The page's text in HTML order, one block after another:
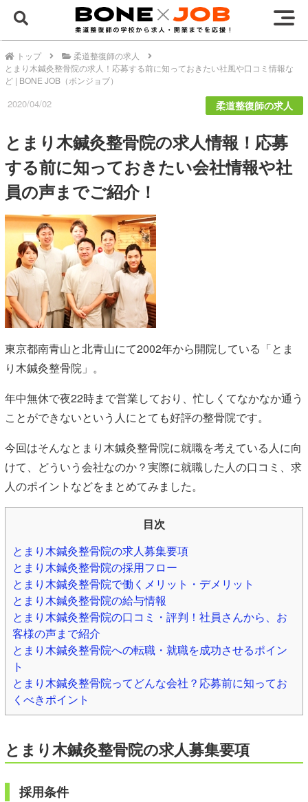
トップ
柔道整復師の求人
とまり木鍼灸整骨院の求人！応募する前に知っておきたい社風や口コミ情報な
ど | BONE JOB（ボンジョブ）
2020/04/02 柔道整復師の求人
とまり木鍼灸整骨院の求人情報！応募
する前に知っておきたい会社情報や社
員の声までご紹介！
東京都南青山と北青山にて2002年から開院している「とま
り木鍼灸整骨院」。
年中無休で夜22時まで営業しており、忙しくてなかなか通う
ことができないという人にとても好評の整骨院です。
今回はそんなとまり木鍼灸整骨院に就職を考えている人に向
けて、どういう会社なのか？実際に就職した人の口コミ、求
人のポイントなどをまとめてみました。
目次
とまり木鍼灸整骨院の求人募集要項
とまり木鍼灸整骨院の採用フロー
とまり木鍼灸整骨院で働くメリット・デメリット
とまり木鍼灸整骨院の給与情報
とまり木鍼灸整骨院の口コミ・評判！社員さんから、お
客様の声まで紹介
とまり木鍼灸整骨院への転職・就職を成功させるポイン
ト
とまり木鍼灸整骨院ってどんな会社？応募前に知ってお
くべきポイント
とまり木鍼灸整骨院の求人募集要項
採用条件